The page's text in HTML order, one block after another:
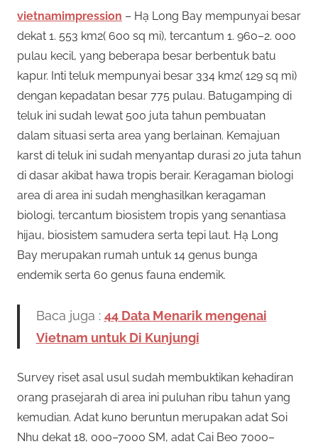
D
a
n
T
e
r
p
e
r
c
a
y
d
i
m
a
i
n
a
n
y
a
n
b
s
a
n
d
a
vietnamimpression – Hạ Long Bay mempunyai besar
dekat 1. 553 km2( 600 sq mi), tercantum 1. 960–2. 000
pulau kecil, yang beberapa besar berbentuk batu
kapur. Inti teluk mempunyai besar 334 km2( 129 sq mi)
dengan kepadatan besar 775 pulau. Batugamping di
teluk ini sudah lewat 500 juta tahun pembuatan
dalam situasi serta area yang berlainan. Kemajuan
karst di teluk ini sudah menyantap durasi 20 juta tahun
di dasar akibat hawa tropis berair. Keragaman biologi
area di area ini sudah menghasilkan keragaman
biologi, tercantum biosistem tropis yang senantiasa
hijau, biosistem samudera serta tepi laut. Hạ Long
Bay merupakan rumah untuk 14 genus bunga
endemik serta 60 genus fauna endemik.
Baca juga : 44 Data Menarik mengenai
Vietnam untuk Di Kunjungi
Survey riset asal usul sudah membuktikan kehadiran
orang prasejarah di area ini puluhan ribu tahun yang
kemudian. Adat kuno beruntun merupakan adat Soi
Nhu dekat 18, 000–7000 SM, adat Cai Beo 7000–